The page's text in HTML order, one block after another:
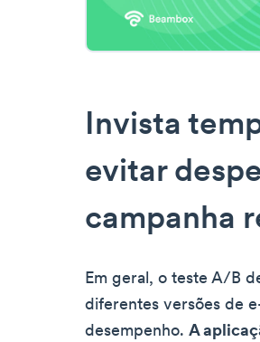
Invista
evitar
campanha
Em geral, o teste A/B
diferentes versões de
desempenho.A